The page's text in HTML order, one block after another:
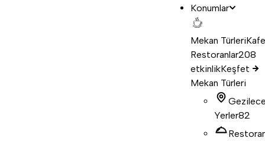
Konumlar
Mekan Türleri
Restoranlar208
etkinlikKeşfet
Mekan Türleri
Yerler82